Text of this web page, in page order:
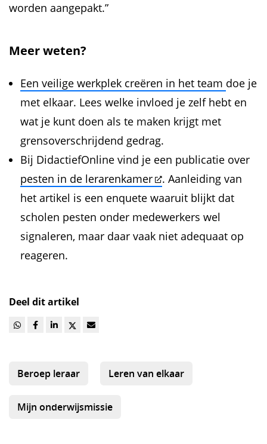
worden aangepakt.”
Meer weten?
Een veilige werkplek creëren in het team doe je
met elkaar. Lees welke invloed je zelf hebt en
wat je kunt doen als te maken krijgt met
grensoverschrijdend gedrag.
Bij DidactiefOnline vind je een publicatie over
pesten in de lerarenkamer
. Aanleiding van
het artikel is een enquete waaruit blijkt dat
scholen pesten onder medewerkers wel
signaleren, maar daar vaak niet adequaat op
reageren.
Deel dit artikel
Beroep leraar Leren van elkaar
Mijn onderwijsmissie